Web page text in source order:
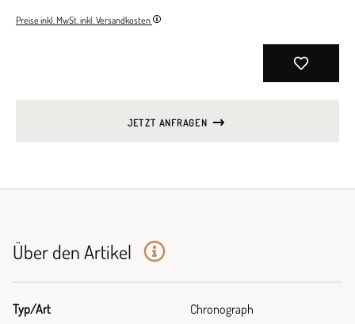
Preise inkl. MwSt. inkl. Versandkosten
JETZT ANFRAGEN
Über den Artikel
Typ/Art Chronograph